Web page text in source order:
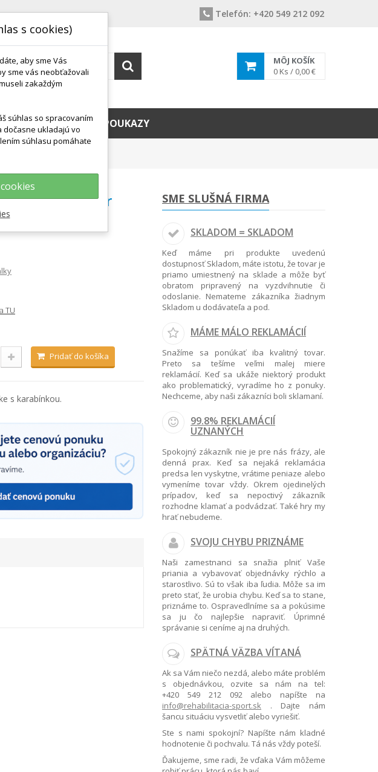
Telefón: +420 549 212 092
MÔJ KOŠÍK
0 Ks / 0,00 €
DARČEKOVÉ POUKAZY
set 12ks color
TU
Pridať do košíka
s karabínkou.
SME SLUŠNÁ FIRMA
SKLADOM = SKLADOM
Keď máme pri produkte uvedenú
dostupnosť Skladom, máte istotu, že tovar je
priamo umiestnený na sklade a môže byť
obratom pripravený na vyzdvihnutie či
odoslanie. Nemateme zákazníka žiadnym
Skladom u dodávateľa a pod.
MÁME MÁLO REKLAMÁCIÍ
Snažíme sa ponúkať iba kvalitný tovar.
Preto sa tešíme veľmi malej miere
reklamácií. Keď sa ukáže niektorý produkt
ako problematický, vyradíme ho z ponuky.
Nechceme, aby naši zákazníci boli sklamaní.
99.8% REKLAMÁCIÍ
UZNANÝCH
Spokojný zákazník nie je pre nás frázy, ale
denná prax. Keď sa nejaká reklamácia
predsa len vyskytne, vrátime peniaze alebo
vymeníme tovar vždy. Okrem ojedinelých
prípadov, keď sa nepoctivý zákazník
rozhodne klamať a podvádzať. Také hry my
hrať nebudeme.
SVOJU CHYBU PRIZNÁME
Naši zamestnanci sa snažia plniť Vaše
priania a vybavovať objednávky rýchlo a
starostlivo. Sú to však iba ľudia. Môže sa im
preto stať, že urobia chybu. Keď sa to stane,
priznáme to. Ospravedlníme sa a pokúsime
sa ju čo najlepšie napraviť. Úprimné
správanie si ceníme aj na druhých.
SPÄTNÁ VÄZBA VÍTANÁ
Ak sa Vám niečo nezdá, alebo máte problém
s objednávkou, ozvite sa nám na tel:
+420 549 212 092alebo napíšte na
info@rehabilitacia-sport.sk . Dajte nám
šancu situáciu vysvetliť alebo vyriešiť.
Ste s nami spokojní? Napíšte nám kladné
hodnotenie či pochvalu. Tá nás vždy poteší.
Ďakujeme, sme radi, že vďaka Vám môžeme
s cookies)
aby sme Vás
sme vás neobťažovali
zakaždým
súhlas so spracovaním
dočasne ukladajú vo
súhlasu pomáhate